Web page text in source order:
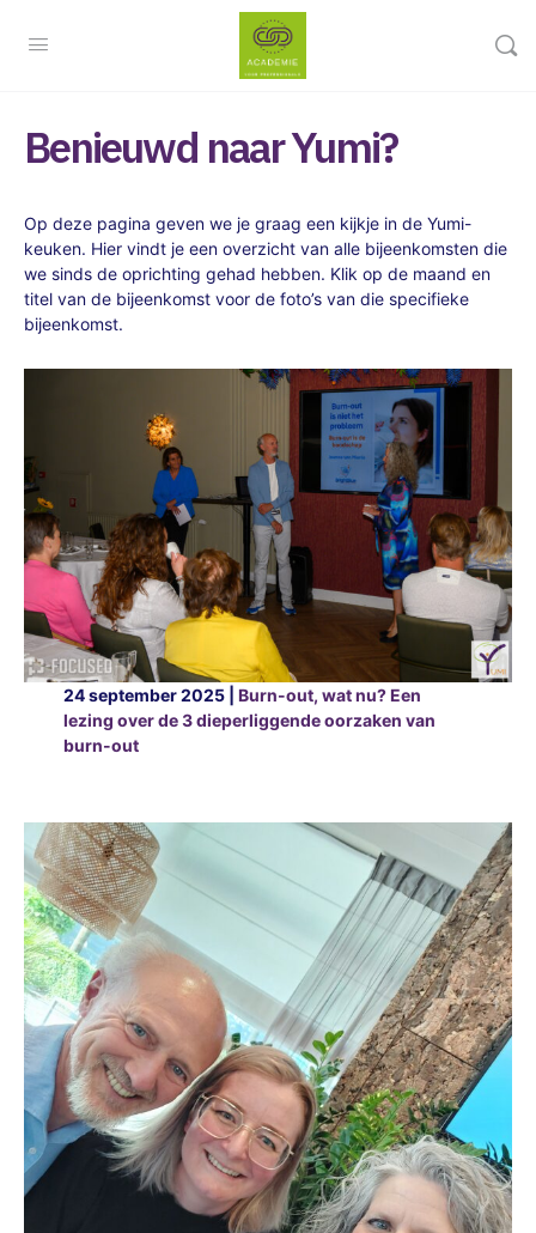
Benieuwd naar Yumi?
Op deze pagina geven we je graag een kijkje in de Yumi-
keuken. Hier vindt je een overzicht van alle bijeenkomsten die
we sinds de oprichting gehad hebben. Klik op de maand en
titel van de bijeenkomst voor de foto’s van die specifieke
bijeenkomst.
24 september 2025 | Burn-out, wat nu? Een
lezing over de 3 dieperliggende oorzaken van
burn-out